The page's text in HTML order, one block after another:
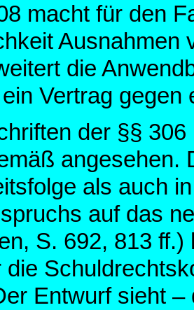
macht für den
Ausnahmen
die
Vertrag
der §§
angesehen.
als auch
auf das
S. 692, 813
die
Entwurf sieht